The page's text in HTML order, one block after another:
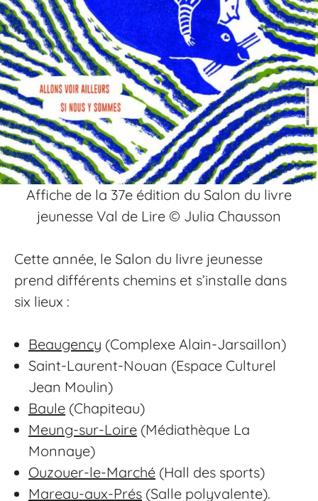
Affiche de la 37e édition du Salon du livre
jeunesse Val de Lire © Julia Chausson
Cette année, le Salon du livre jeunesse
prend différents chemins et s’installe dans
six lieux :
Beaugency (Complexe Alain-Jarsaillon)
Saint-Laurent-Nouan (Espace Culturel
Jean Moulin)
Baule (Chapiteau)
Meung-sur-Loire (Médiathèque La
Monnaye)
Ouzouer-le-Marché (Hall des sports)
Mareau-aux-Prés (Salle polyvalente).